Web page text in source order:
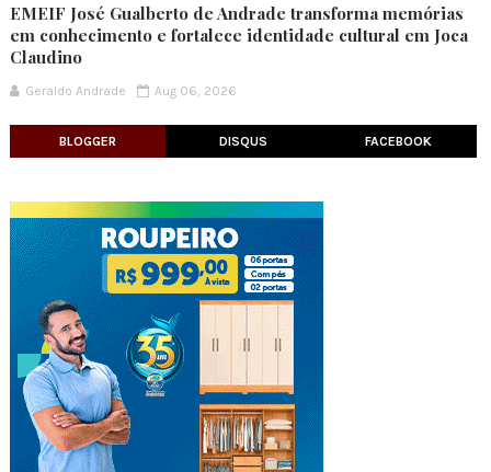
EMEIF José Gualberto de Andrade transforma memórias
em conhecimento e fortalece identidade cultural em Joca
Claudino
Geraldo Andrade Aug 06, 2026
BLOGGER DISQUS FACEBOOK